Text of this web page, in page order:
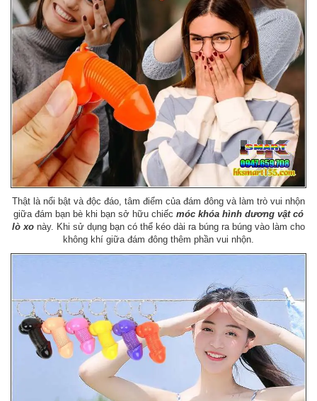
Thật là nổi bật và độc đáo, tâm điểm của đám đông và làm trò vui nhộn
giữa đám bạn bè khi bạn sở hữu chiếc móc khóa hình dương vật có
lò xo này. Khi sử dụng bạn có thể kéo dài ra búng ra búng vào làm cho
không khí giữa đám đông thêm phần vui nhộn.